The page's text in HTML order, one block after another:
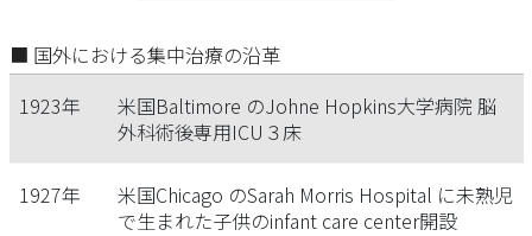
■ 国外における集中治療の沿革
1923年
米国Baltimore のJohne Hopkins大学病院 脳
外科術後専用ICU３床
1927年
米国Chicago のSarah Morris Hospital に未熟児
で生まれた子供のinfant care center開設